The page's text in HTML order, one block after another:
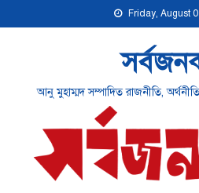
Friday, August
আনু মুহাম্মদ সম্পাদিত রাজনীতি,